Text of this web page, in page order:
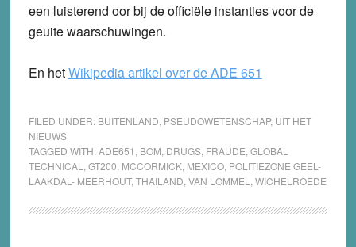
een luisterend oor bij de officiële instanties voor de
geuite waarschuwingen.
En hetWikipedia artikel over de ADE 651
FILED UNDER: BUITENLAND PSEUDOWETENSCHAP, UIT HET
NIEUWS
TAGGED WITH:ADE651 BOM DRUGS, FRAUDE GLOBAL
TECHNICAL
GT200 MCCORMICK, MEXICO, POLITIEZONE GEEL-
LAAKDAL- MEERHOUT, THAILAND VAN LOMMEL WICHELROEDE